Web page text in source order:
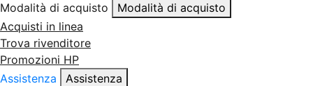
Modalità di acquisto
Modalità di acquisto
Acquisti in linea
Trova rivenditore
Promozioni HP
Assistenza
Assistenza